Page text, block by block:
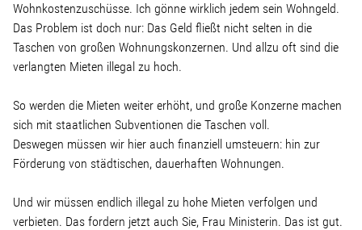
Wohnkostenzuschüsse. Ich gönne wirklich jedem sein Wohngeld.
Das Problem ist doch nur: Das Geld fließt nicht selten in die
Taschen von großen Wohnungskonzernen. Und allzu oft sind die
verlangten Mieten illegal zu hoch.
So werden die Mieten weiter erhöht, und große Konzerne machen
sich mit staatlichen Subventionen die Taschen voll.
Deswegen müssen wir hier auch finanziell umsteuern: hin zur
Förderung von städtischen, dauerhaften Wohnungen.
Und wir müssen endlich illegal zu hohe Mieten verfolgen und
verbieten. Das fordern jetzt auch Sie, Frau Ministerin. Das ist gut.